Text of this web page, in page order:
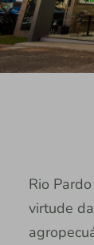
Rio
virtude